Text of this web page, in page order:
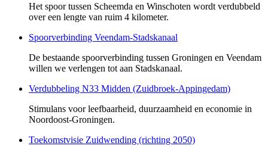
Het spoor tussen Scheemda en Winschoten wordt verdubbeld
over een lengte van ruim 4 kilometer.
Spoorverbinding Veendam-Stadskanaal
De bestaande spoorverbinding tussen Groningen en Veendam
willen we verlengen tot aan Stadskanaal.
Verdubbeling N33 Midden (Zuidbroek-Appingedam)
Stimulans voor leefbaarheid, duurzaamheid en economie in
Noordoost-Groningen.
Toekomstvisie Zuidwending (richting 2050)